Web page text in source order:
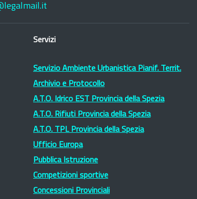
Servizi
Servizio Ambiente Urbanistica Pianif. Territ.
Archivio e Protocollo
A.T.O. Idrico EST Provincia della Spezia
A.T.O. Rifiuti Provincia della Spezia
A.T.O. TPL Provincia della Spezia
Ufficio Europa
Pubblica Istruzione
Competizioni sportive
Concessioni Provinciali